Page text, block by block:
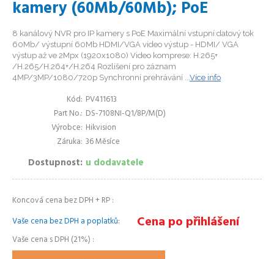
kamery (60Mb/60Mb); PoE
8 kanálový NVR pro IP kamery s PoE Maximální vstupní datový tok
60Mb/ výstupní 60Mb HDMI/VGA video výstup - HDMI/ VGA
výstup až ve 2Mpx (1920x1080) Video komprese: H.265+
/H.265/H.264+/H.264 Rozlišení pro záznam
4MP/3MP/1080/720p Synchronní prehrávání ...Více info
Kód PV411613
Part No. DS-7108NI-Q1/8P/M(D)
Výrobce Hikvision
Záruka 36 Měsíce
Dostupnost u dodavatele
Koncová cena bez DPH + RP
Vaše cena bez DPH a poplatků
Cena po přihlášení
Vaše cena s DPH (21%)